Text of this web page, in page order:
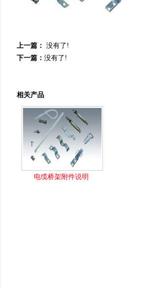
上一篇： 没有了!
下一篇： 没有了!
相关产品
电缆桥架附件说明